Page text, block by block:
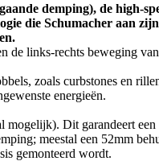
demping), de high-
die Schumacher aan
links-rechts beweging
zoals curbstones en
energieën.
Dit garandeert
meestal een 52mm
gemonteerd wordt.